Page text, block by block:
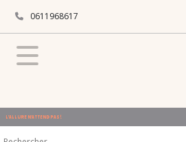
0611968617
L'ALLURE N'ATTEND PAS !